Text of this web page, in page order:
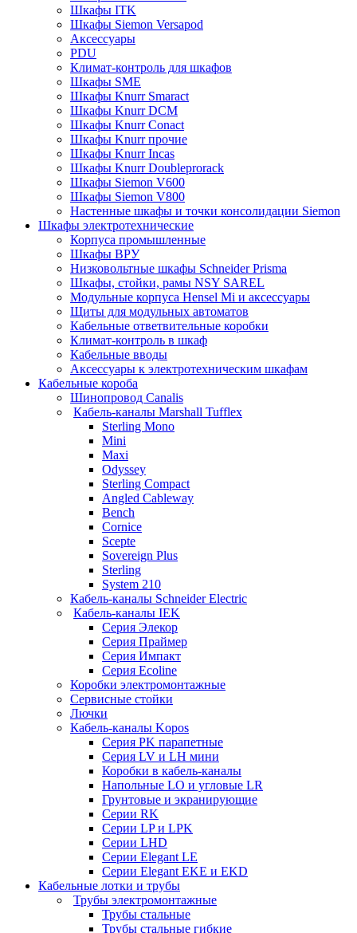
Шкафы ITK
Шкафы Siemon Versapod
Аксессуары
PDU
Климат-контроль для шкафов
Шкафы SME
Шкафы Knurr Smaract
Шкафы Knurr DCM
Шкафы Knurr Conact
Шкафы Knurr прочие
Шкафы Knurr Incas
Шкафы Knurr Doubleprorack
Шкафы Siemon V600
Шкафы Siemon V800
Настенные шкафы и точки консолидации Siemon
Шкафы электротехнические
Корпуса промышленные
Шкафы ВРУ
Низковольтные шкафы Schneider Prisma
Шкафы, стойки, рамы NSY SAREL
Модульные корпуса Hensel Mi и аксессуары
Щиты для модульных автоматов
Кабельные ответвительные коробки
Климат-контроль в шкаф
Кабельные вводы
Аксессуары к электротехническим шкафам
Кабельные короба
Шинопровод Canalis
Кабель-каналы Marshall Tufflex
Sterling Mono
Mini
Maxi
Odyssey
Sterling Compact
Angled Cableway
Bench
Cornice
Scepte
Sovereign Plus
Sterling
System 210
Кабель-каналы Schneider Electric
Кабель-каналы IEK
Серия Элекор
Серия Праймер
Серия Импакт
Серия Ecoline
Коробки электромонтажные
Сервисные стойки
Лючки
Кабель-каналы Kopos
Серия PK парапетные
Серия LV и LH мини
Коробки в кабель-каналы
Напольные LO и угловые LR
Грунтовые и экранирующие
Серии RK
Серии LP и LPK
Серии LHD
Серии Elegant LE
Серии Elegant EKE и EKD
Кабельные лотки и трубы
Трубы электромонтажные
Трубы стальные
Трубы стальные гибкие